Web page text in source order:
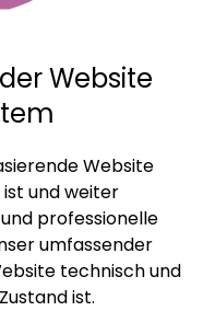
Website
Website
und weiter
professionelle
umfassender
technisch und
ist.